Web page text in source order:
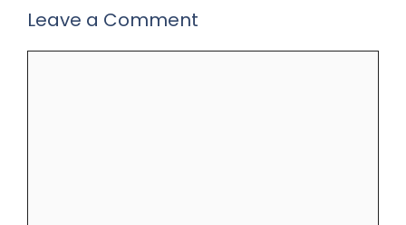
Leave a Comment